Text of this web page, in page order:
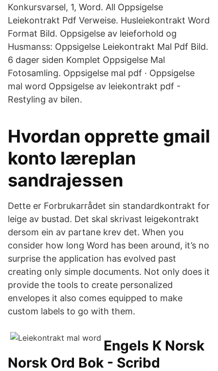
Konkursvarsel, 1, Word. All Oppsigelse
Leiekontrakt Pdf Verweise. Husleiekontrakt Word
Format Bild. Oppsigelse av leieforhold og
Husmanss: Oppsigelse Leiekontrakt Mal Pdf Bild.
6 dager siden Komplet Oppsigelse Mal
Fotosamling. Oppsigelse mal pdf · Oppsigelse
mal word Oppsigelse av leiekontrakt pdf -
Restyling av bilen.
Hvordan opprette gmail
konto læreplan
sandrajessen
Dette er Forbrukarrådet sin standardkontrakt for
leige av bustad. Det skal skrivast leigekontrakt
dersom ein av partane krev det. When you
consider how long Word has been around, it’s no
surprise the application has evolved past
creating only simple documents. Not only does it
provide the tools to create personalized
envelopes it also comes equipped to make
custom labels to go with them.
Engels K Norsk
Norsk Ord Bok - Scribd